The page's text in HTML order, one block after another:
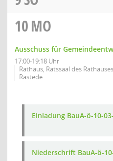
10MO
Ausschuss für
17:00-19:18 Uhr
Rathaus, Ratssaal des
Rastede
Einladung BauA-ö-10-
Niederschrift BauA-ö-